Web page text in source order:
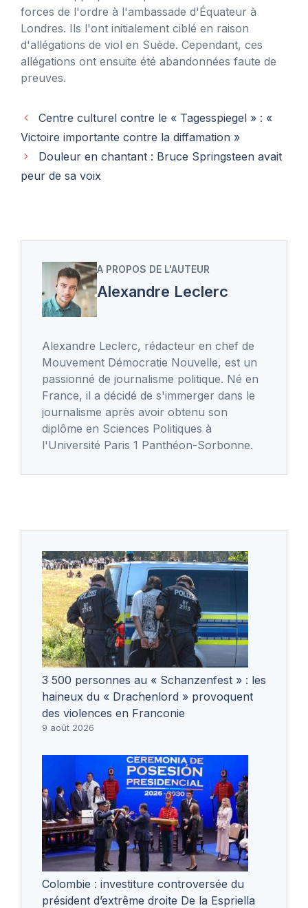
forces de l'ordre à l'ambassade d'Équateur à
Londres. Ils l'ont initialement ciblé en raison
d'allégations de viol en Suède. Cependant, ces
allégations ont ensuite été abandonnées faute de
preuves.
Centre culturel contre le « Tagesspiegel » : «
Victoire importante contre la diffamation »
Douleur en chantant : Bruce Springsteen avait
peur de sa voix
A PROPOS DE L'AUTEUR
Alexandre Leclerc
Alexandre Leclerc, rédacteur en chef de
Mouvement Démocratie Nouvelle, est un
passionné de journalisme politique. Né en
France, il a décidé de s'immerger dans le
journalisme après avoir obtenu son
diplôme en Sciences Politiques à
l'Université Paris 1 Panthéon-Sorbonne.
3 500 personnes au « Schanzenfest » : les
haineux du « Drachenlord » provoquent
des violences en Franconie
9 août 2026
Colombie : investiture controversée du
président d’extrême droite De la Espriella